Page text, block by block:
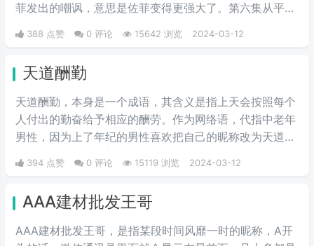
菲发出的嘲讽，意思是佐菲变得更强大了。第六集从平行
标志啊，佐菲你出息了。
388 点赞 0 评论 15642 浏览 2024-03-12
天道酬勤
天道酬勤，本身是一个成语，其含义是指上天会按照每个
人付出的勤奋给予相应的酬劳。作为网络语，代指中老年
男性，因为上了年纪的男性喜欢把自己的昵称改为天道酬
受男性用户的喜欢，花开富贵深受女性用户的青睐。
394 点赞 0 评论 15119 浏览 2024-03-12
AAA建材批发王哥
AAA建材批发王哥，是指某段时间风靡一时的昵称，A开